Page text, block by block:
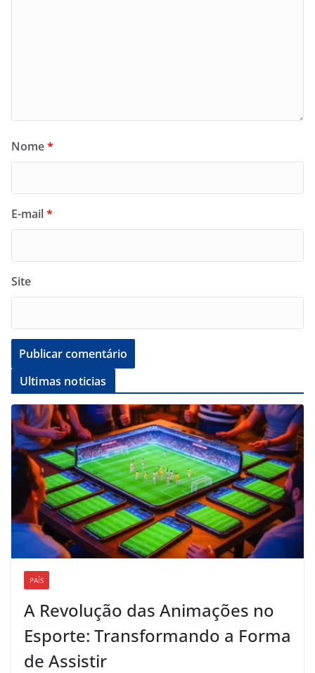
Nome*
E-mail*
Site
Ultimas noticias
PAÍS
A Revolução das Animações no
Esporte: Transformando a Forma
de Assistir